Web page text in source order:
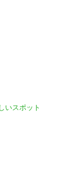
いスポット